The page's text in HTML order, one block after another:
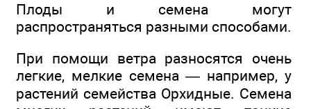
Плоды и семена могут
распространяться разными способами.
При помощи ветра разносятся очень
легкие, мелкие семена — например, у
растений семейства Орхидные. Семена